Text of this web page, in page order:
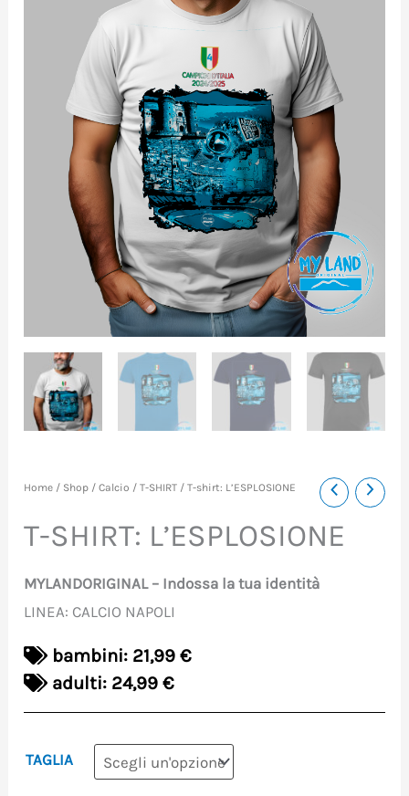
Home / Shop /Calcio /T-SHIRT / T-shirt: L’ESPLOSIONE
T-SHIRT: L’ESPLOSIONE
MYLANDORIGINAL – Indossa la tua identità
LINEA: CALCIO NAPOLI
bambini: 21,99 €
adulti: 24,99 €
TAGLIA
T-
L'ESPLOSIONE
quantità